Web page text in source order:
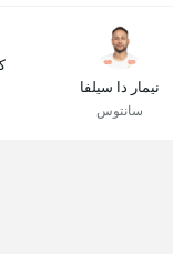
نيمار دا سيلفا
سانتوس